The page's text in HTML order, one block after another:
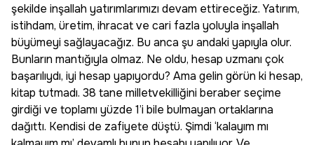
şekilde inşallah yatırımlarımızı devam ettireceğiz. Yatırım,
istihdam, üretim, ihracat ve cari fazla yoluyla inşallah
büyümeyi sağlayacağız. Bu anca şu andaki yapıyla olur.
Bunların mantığıyla olmaz. Ne oldu, hesap uzmanı çok
başarılıydı, iyi hesap yapıyordu? Ama gelin görün ki hesap,
kitap tutmadı. 38 tane milletvekilliğini beraber seçime
girdiği ve toplamı yüzde 1’i bile bulmayan ortaklarına
dağıttı. Kendisi de zafiyete düştü. Şimdi ‘kalayım mı